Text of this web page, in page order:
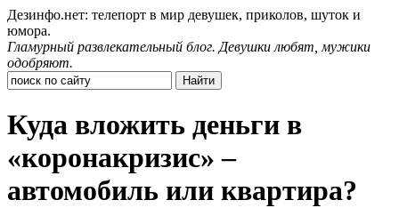
Дезинфо.нет: телепорт в мир девушек, приколов, шуток и
юмора.
Гламурный развлекательный блог. Девушки любят, мужики
одобряют.
Куда вложить деньги в
«коронакризис» –
автомобиль или квартира?